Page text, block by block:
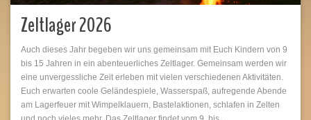
Zeltlager 2026
Auch dieses Jahr begeben wir uns gemeinsam mit Euch Kindern von 9
bis 15 Jahren in ein abenteuerliches Zeltlager. Gemeinsam werden wir
eine unvergessliche Zeit erleben mit vielen verschiedenen Aktivitäten.
Euch erwarten coole Geländespiele, Wasserspaß, aufregende Abende
am Lagerfeuer mit Wimpelklauern, Bastelaktionen, schlafen in Zelten